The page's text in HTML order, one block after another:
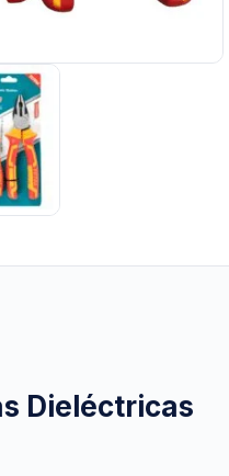
Dieléctricas